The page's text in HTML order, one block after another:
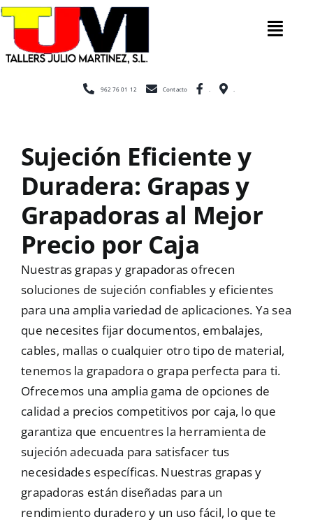
Saltar
contenido
Inicio
Escaleras
Mallas
Noticias
Contacto
962 76 01 12 Contacto
Sujeción Eficiente y
Duradera: Grapas y
Grapadoras al Mejor
Precio por Caja
Nuestras grapas y grapadoras ofrecen
soluciones de sujeción confiables y eficientes
para una amplia variedad de aplicaciones. Ya sea
que necesites fijar documentos, embalajes,
cables, mallas o cualquier otro tipo de material,
tenemos la grapadora o grapa perfecta para ti.
Ofrecemos una amplia gama de opciones de
calidad a precios competitivos por caja, lo que
garantiza que encuentres la herramienta de
sujeción adecuada para satisfacer tus
necesidades específicas. Nuestras grapas y
grapadoras están diseñadas para un
rendimiento duradero y un uso fácil, lo que te